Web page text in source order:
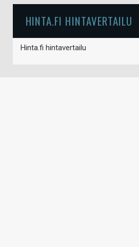
HINTA.FI HINTAVERTAILU
Hinta.fi hintavertailu